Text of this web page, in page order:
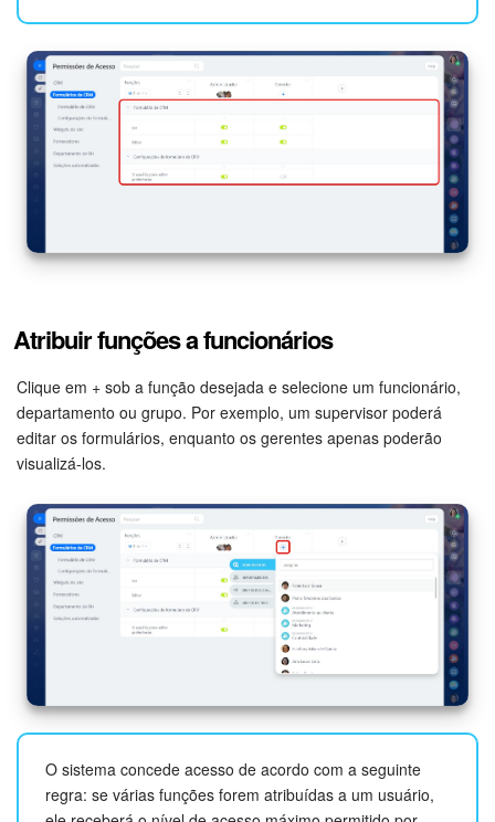
Atribuir funções a funcionários
Clique em + sob a função desejada e selecione um funcionário,
departamento ou grupo. Por exemplo, um supervisor poderá
editar os formulários, enquanto os gerentes apenas poderão
visualizá-los.
O sistema concede acesso de acordo com a seguinte
regra: se várias funções forem atribuídas a um usuário,